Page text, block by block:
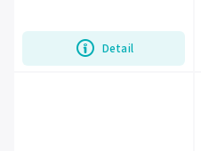
Detail